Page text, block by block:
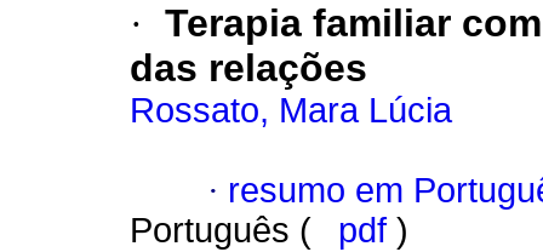
· Terapia familiar
das relações
Rossato, Mara Lúcia
· resumo em
Português (
pdf )